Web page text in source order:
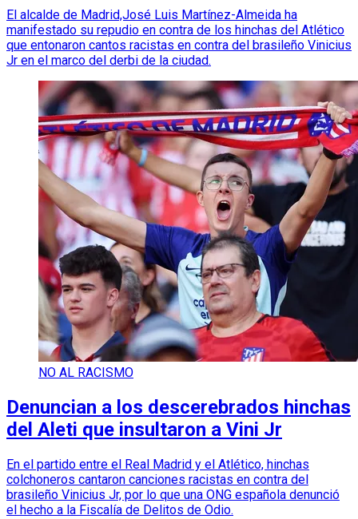
El alcalde de Madrid,José Luis Martínez-Almeida ha
manifestado su repudio en contra de los hinchas del Atlético
que entonaron cantos racistas en contra del brasileño Vinicius
Jr en el marco del derbi de la ciudad.
NO AL RACISMO
Denuncian a los descerebrados hinchas
del Aleti que insultaron a Vini Jr
En el partido entre el Real Madrid y el Atlético, hinchas
colchoneros cantaron canciones racistas en contra del
brasileño Vinicius Jr, por lo que una ONG española denunció
el hecho a la Fiscalía de Delitos de Odio.